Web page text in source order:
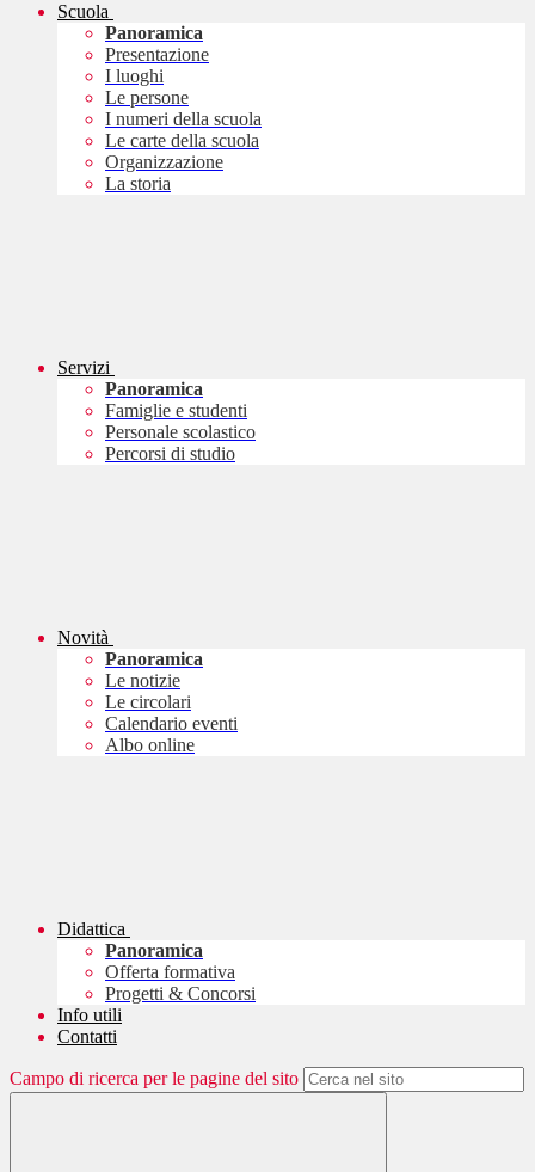
Scuola
Panoramica
Presentazione
I luoghi
Le persone
I numeri della scuola
Le carte della scuola
Organizzazione
La storia
Servizi
Panoramica
Famiglie e studenti
Personale scolastico
Percorsi di studio
Novità
Panoramica
Le notizie
Le circolari
Calendario eventi
Albo online
Didattica
Panoramica
Offerta formativa
Progetti & Concorsi
Info utili
Contatti
Campo di ricerca per le pagine del sito